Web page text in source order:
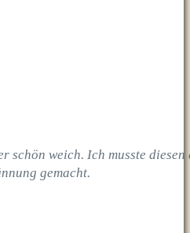
schön weich. Ich musste
gemacht.